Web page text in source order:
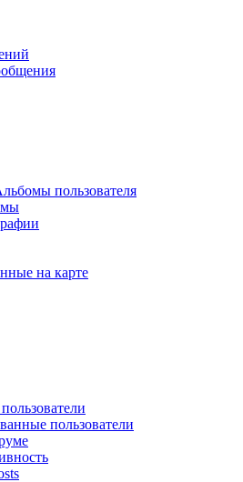
пользователя
на карте
пользователи